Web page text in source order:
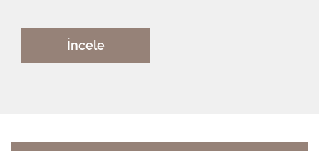
İncele